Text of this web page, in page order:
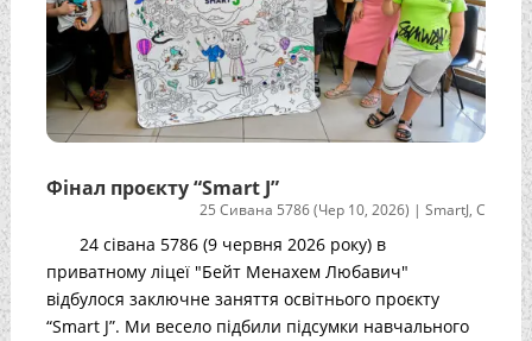
Фінал проєкту “Smart J”
25 Сивана 5786 (Чер 10, 2026) |SmartJ,С
24 сівана 5786 (9 червня 2026 року) в
приватному ліцеї "Бейт Менахем Любавич"
відбулося заключне заняття освітнього проєкту
“Smart J”. Ми весело підбили підсумки навчального